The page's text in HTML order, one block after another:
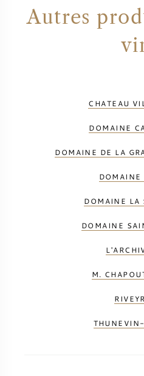
Autres
CHATEAU
DOMAINE
DOMAINE DE LA
DOMAINE
DOMAINE LA
DOMAINE
M.